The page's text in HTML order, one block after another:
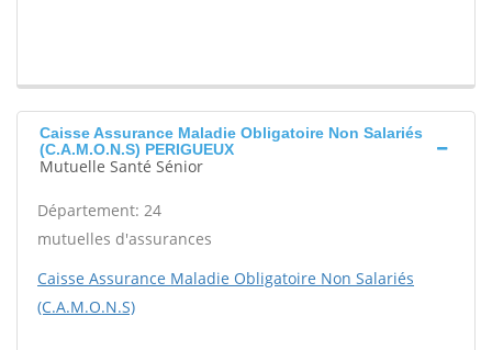
Caisse Assurance Maladie Obligatoire Non Salariés
(C.A.M.O.N.S) PERIGUEUX
Mutuelle Santé Sénior
Département: 24
mutuelles d'assurances
Caisse Assurance Maladie Obligatoire Non Salariés
(C.A.M.O.N.S)